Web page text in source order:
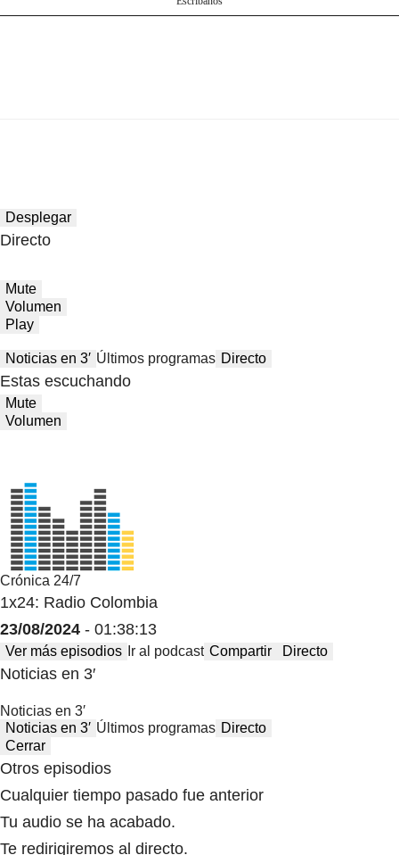
Desplegar
Directo
Mute
Volumen
Play
Noticias en 3′ Últimos programas Directo
Estas escuchando
Mute
Volumen
Crónica 24/7
1x24: Radio Colombia
23/08/2024 - 01:38:13
Ver más episodios Ir al podcast Compartir Directo
Noticias en 3′
Noticias en 3′
Noticias en 3′ Últimos programas Directo
Cerrar
Otros episodios
Cualquier tiempo pasado fue anterior
Tu audio se ha acabado.
Te redirigiremos al directo.